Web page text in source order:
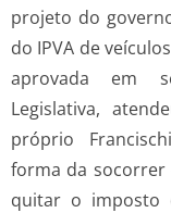
projeto do
do IPVA de
aprovada em
Legislativa,
próprio
forma da socorrer
quitar o imposto